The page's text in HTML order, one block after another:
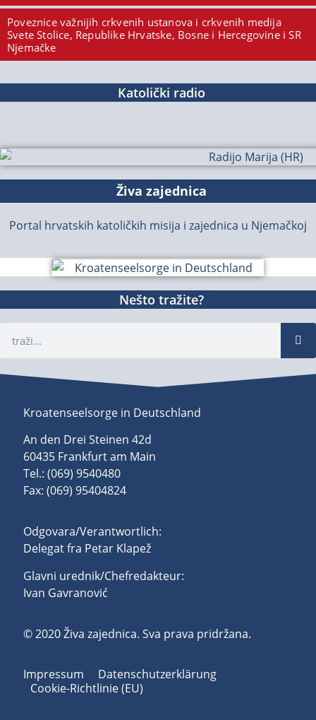
Poveznice važnijih crkvenih ustanova i crkvenih medija
Svete Stolice, Republike Hrvatske, Bosne i Hercegovine i SR
Njemačke
Katolički radio
Živa zajednica
Portal hrvatskih katoličkih misija i zajednica u Njemačkoj
Nešto tražite?
Kroatenseelsorge in Deutschland
An den Drei Steinen 42d
60435 Frankfurt am Main
Tel.: (069) 9540480
Fax: (069) 95404824
Odgovara/Verantwortlich:
Delegat fra Petar Klapež
Glavni urednik/Chefredakteur:
Ivan Gavranović
© 2020 Živa zajednica. Sva prava pridržana.
Impressum
Datenschutzerklärung
Cookie-Richtlinie (EU)